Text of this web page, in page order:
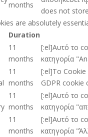
months
does not
are absolutely
Duration
11
months
[:el]Αυτό το
κατηγορία
11
months
[:el]Το Cookie
GDPR
11
months
[:el]Αυτό το
κατηγορία
11
months
[:el]Αυτό το
κατηγορία